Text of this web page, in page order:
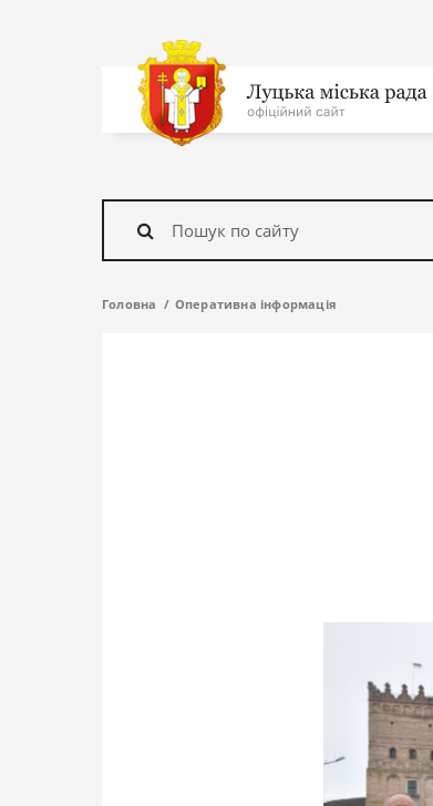
На
головну
Знайти
Головна Оперативна інформація